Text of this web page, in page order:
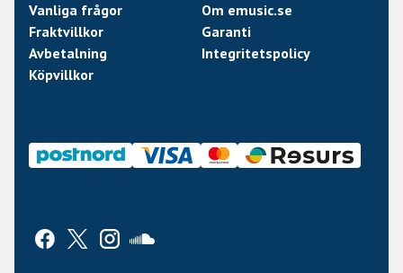
Vanliga frågor
Om emusic.se
Fraktvillkor
Garanti
Avbetalning
Integritetspolicy
Köpvillkor